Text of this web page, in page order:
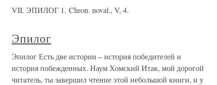
VII. ЭПИЛОГ 1. Chron. noval., V, 4.
Эпилог
Эпилог Есть две истории – история победителей и
история побежденных. Наум Хомский Итак, мой дорогой
читатель, ты завершил чтение этой небольшой книги, и у